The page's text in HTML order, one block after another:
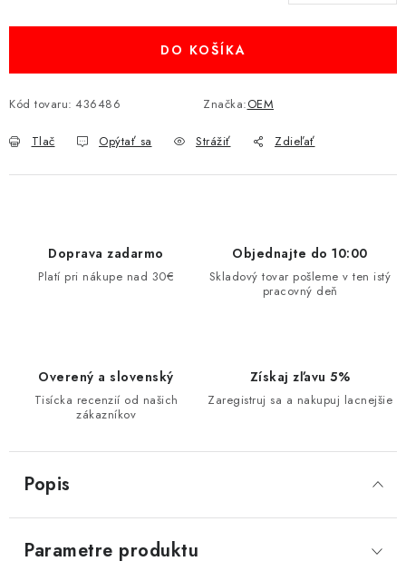
DO KOŠÍKA
Kód tovaru: 436486 Značka:OEM
Tlač Opýtať sa Strážiť Zdieľať
Doprava zadarmo
Platí pri nákupe nad 30€
Objednajte do 10:00
Skladový tovar pošleme v ten istý
pracovný deň
Overený a slovenský
Tisícka recenzií od našich
zákazníkov
Získaj zľavu 5%
Zaregistruj sa a nakupuj lacnejšie
Popis
Parametre produktu